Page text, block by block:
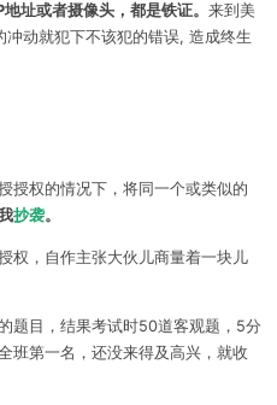
址或者摄像头，都是铁证。 来到美
动就犯下不该犯的错误, 造成终生
授权的情况下，将同一个或类似的
抄袭。
权，自作主张大伙儿商量着一块儿
题目，结果考试时50道客观题，5分
班第一名，还没来得及高兴，就收